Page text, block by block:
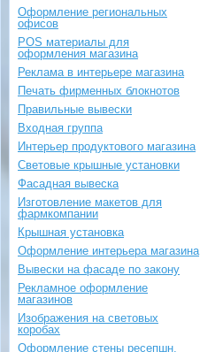
Оформление региональных
офисов
POS материалы для
оформления магазина
Реклама в интерьере магазина
Печать фирменных блокнотов
Правильные вывески
Входная группа
Интерьер продуктового магазина
Световые крышные установки
Фасадная вывеска
Изготовление макетов для
фармкомпании
Крышная установка
Оформление интерьера магазина
Вывески на фасаде по закону
Рекламное оформление
магазинов
Изображения на световых
коробах
Оформление стены ресепшн.